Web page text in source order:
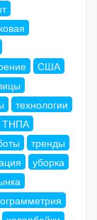
США
технологии
ТНПА
тренды
уборка